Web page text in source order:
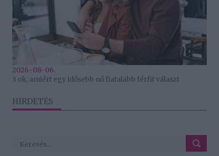
2026-08-06.
3 ok, amiért egy idősebb nő fiatalabb férfit választ
HIRDETÉS